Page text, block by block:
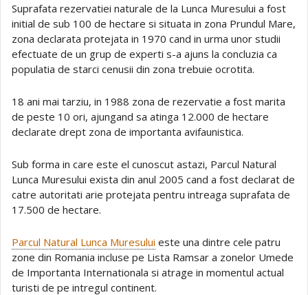
Suprafata rezervatiei naturale de la Lunca Muresului a fost
initial de sub 100 de hectare si situata in zona Prundul Mare,
zona declarata protejata in 1970 cand in urma unor studii
efectuate de un grup de experti s-a ajuns la concluzia ca
populatia de starci cenusii din zona trebuie ocrotita.
18 ani mai tarziu, in 1988 zona de rezervatie a fost marita
de peste 10 ori, ajungand sa atinga 12.000 de hectare
declarate drept zona de importanta avifaunistica.
Sub forma in care este el cunoscut astazi, Parcul Natural
Lunca Muresului exista din anul 2005 cand a fost declarat de
catre autoritati arie protejata pentru intreaga suprafata de
17.500 de hectare.
Parcul Natural Lunca Muresului este una dintre cele patru
zone din Romania incluse pe Lista Ramsar a zonelor Umede
de Importanta Internationala si atrage in momentul actual
turisti de pe intregul continent.